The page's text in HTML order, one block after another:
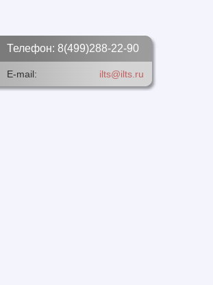
Телефон: 8(499)288-22-90
E-mail: ilts@ilts.ru